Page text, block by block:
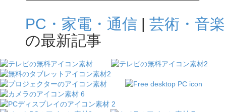
PC・家電・通信 | 芸術・音楽
の最新記事